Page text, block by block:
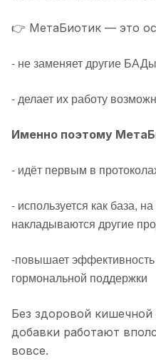
👉 МетаБиотик — это
- не заменяет другие БАДы
- делает их работу
Именно поэтому
- идёт первым в
- используется как база,
накладываются другие
-повышает
гормональной поддержки
Без здоровой
добавки работают
вовсе.